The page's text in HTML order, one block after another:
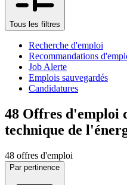
Tous les filtres
Recherche d'emploi
Recommandations
Job Alerte
Emplois sauvegardés
Candidatures
48 Offres d'emploi
technique de
48 offres d'emploi
Par pertinence